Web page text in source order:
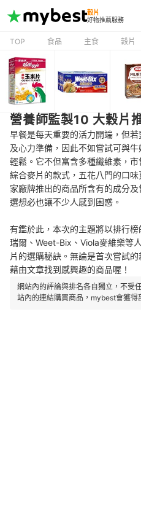
穀片
好物推薦服務
TOP 食品 主食 穀片
營養師監製10 大穀片
早餐是每天重要的活力開端，但
及心力準備，因此不如嘗試可與
輕鬆。它不但富含多種纖維素，
綜合麥片的款式，五花八門的口
家廠牌推出的商品所含有的成分
選想必也讓不少人感到困惑。
有鑑於此，本次的主題將以排行
瑞爾、Weet-Bix、Viola麥維樂等
片的選購秘訣。無論是首次嘗試
藉由文章找到感興趣的商品喔！
網站內的評論與排名各自獨立，不受
站內的連結購買商品，mybest會獲得